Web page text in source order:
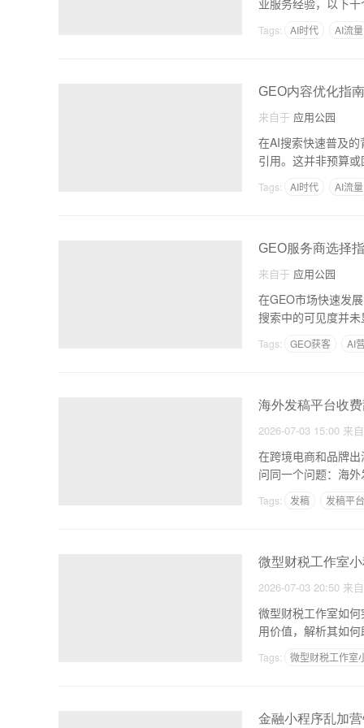
业服务经验，以下
Tags: AI时代 AI流量
GEO内容优化指
来自于 应用公园
在AI搜索快速普及
引用。这并非预算
Tags: AI时代 AI流量
GEO服务商选择
来自于 应用公园
在GEO市场快速发
Tags: GEO获客 AI
海外发稿平台收
2026-07-03 15:00 来
在跨境电商和品牌
问同一个问题：海
Tags: 发稿 发稿平
微型财税工作室
2026-07-03 20:50 来
微型财税工作室如
用价值，解析其如
Tags: 微型财税工作室
金融小程序乱加